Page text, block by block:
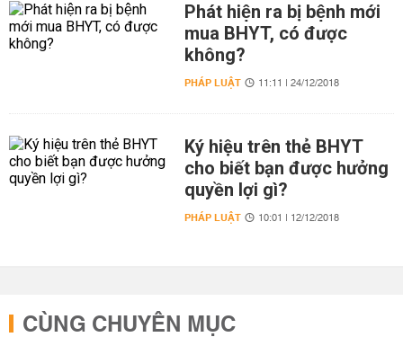
Phát hiện ra bị bệnh mới
mua BHYT, có được
không?
PHÁP LUẬT 11:11 | 24/12/2018
Ký hiệu trên thẻ BHYT
cho biết bạn được hưởng
quyền lợi gì?
PHÁP LUẬT 10:01 | 12/12/2018
CÙNG CHUYÊN MỤC